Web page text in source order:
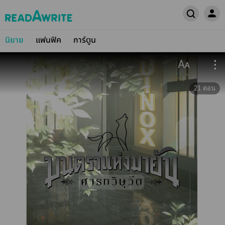
นิยาย แฟนฟิค การ์ตูน
21 ตอน